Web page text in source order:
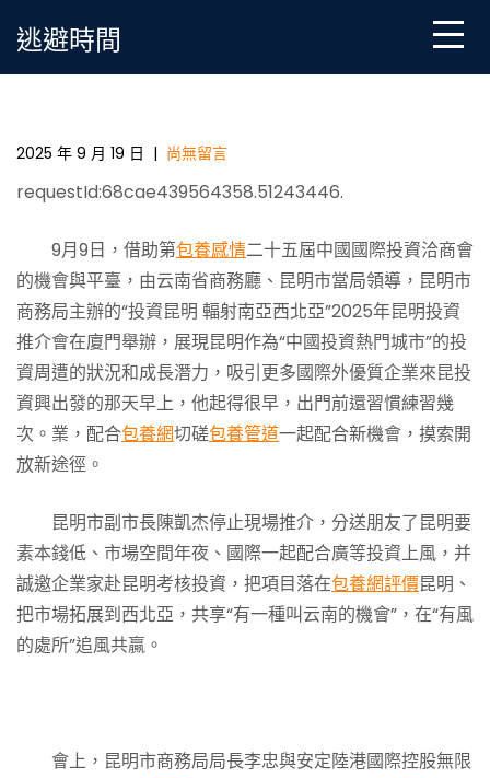
逃避時間
2025年昆明投資推專包養行情介會在廈門舉辦
2025 年 9 月 19 日 | 尚無留言
requestId:68cae439564358.51243446.
9月9日，借助第包養感情二十五屆中國國際投資洽商會
的機會與平臺，由云南省商務廳、昆明市當局領導，昆明市
商務局主辦的“投資昆明 輻射南亞西北亞”2025年昆明投資
推介會在廈門舉辦，展現昆明作為“中國投資熱門城市”的投
資周遭的狀況和成長潛力，吸引更多國際外優質企業來昆投
資興出發的那天早上，他起得很早，出門前還習慣練習幾
次。業，配合包養網切磋包養管道一起配合新機會，摸索開
放新途徑。
昆明市副市長陳凱杰停止現場推介，分送朋友了昆明要
素本錢低、市場空間年夜、國際一起配合廣等投資上風，并
誠邀企業家赴昆明考核投資，把項目落在包養網評價昆明、
把市場拓展到西北亞，共享“有一種叫云南的機會”，在“有風
的處所”追風共贏。
會上，昆明市商務局局長李忠與安定陸港國際控股無限